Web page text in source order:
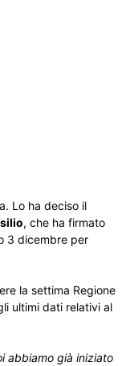
Lo ha deciso il
, che ha firmato
3 dicembre per
la settima Regione
ultimi dati relativi al
abbiamo già iniziato